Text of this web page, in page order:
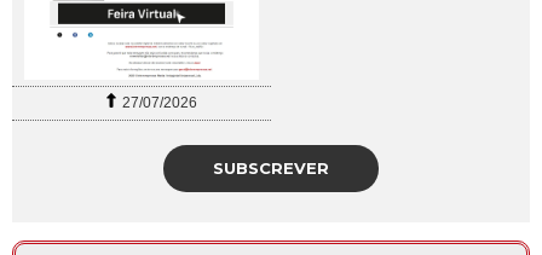
27/07/2026
SUBSCREVER